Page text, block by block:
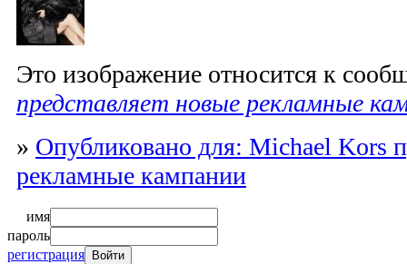
Это изображение относится к
представляет новые рекламные
» Опубликовано для: Michael Kors
рекламные кампании
имя
пароль
регистрация